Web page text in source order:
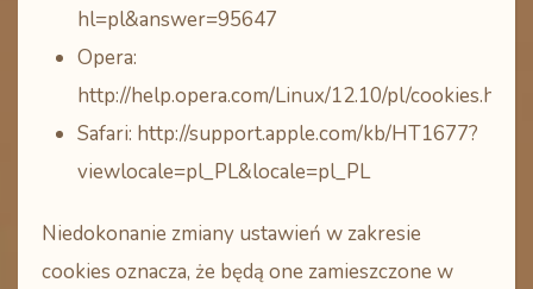
hl=pl&answer=95647
Opera:
http://help.opera.com/Linux/12.10/pl/cookies.html
Safari: http://support.apple.com/kb/HT1677?
viewlocale=pl_PL&locale=pl_PL
Niedokonanie zmiany ustawień w zakresie
cookies oznacza, że będą one zamieszczone w